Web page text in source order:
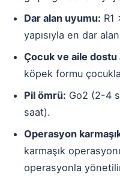
Dar alan uyumu: R1
yapısıyla en dar
Çocuk ve aile dostu
köpek formu
Pil ömrü: Go2 (2-4
saat).
Operasyon
karmaşık
operasyonla